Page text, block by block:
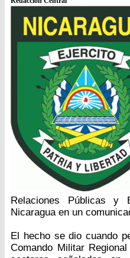
Relaciones Públicas y
Nicaragua en un
El hecho se dio cuando
Comando Militar